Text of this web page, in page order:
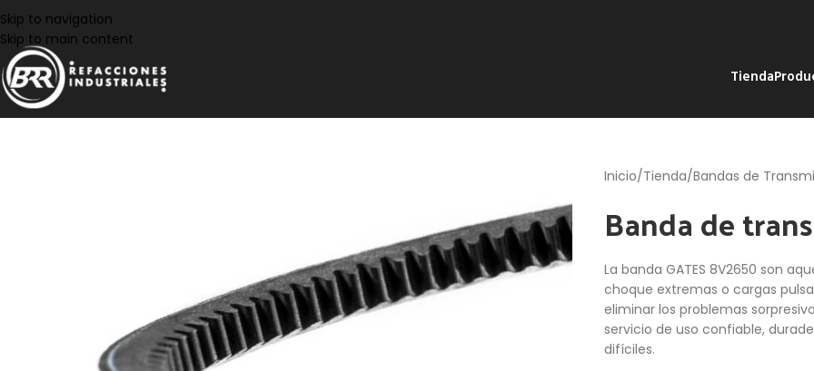
Skip to navigation
Skip to main content
Tienda
Inicio Tienda Bandas de
Banda de
La banda GATES 8V2650 son
choque extremas o cargas
eliminar los problemas
servicio de uso confiable,
difíciles.